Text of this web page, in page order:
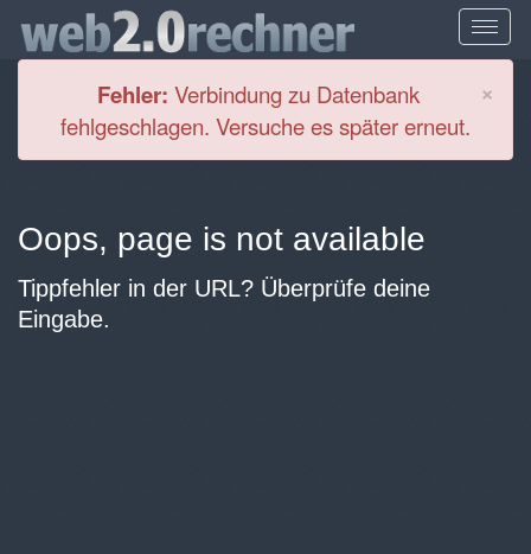
×
Fehler: Verbindung zu Datenbank
fehlgeschlagen. Versuche es später erneut.
Oops, page is not available
Tippfehler in der URL? Überprüfe deine
Eingabe.